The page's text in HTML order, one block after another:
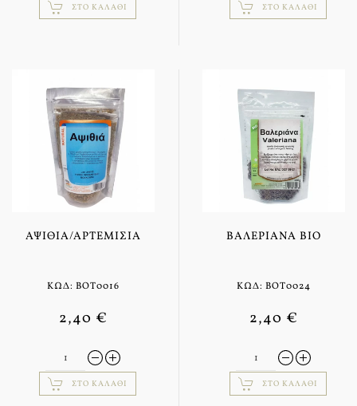
ΣΤΟ ΚΑΛΆΘΙ ΣΤΟ ΚΑΛΆΘΙ
ΑΨΙΘΙΆ/ΑΡΤΕΜΙΣΊΑ
ΚΩΔ: BOT0016
2,40 €
ΣΤΟ ΚΑΛΆΘΙ
ΒΑΛΕΡΙΆΝΑ BIO
ΚΩΔ: BOT0024
2,40 €
ΣΤΟ ΚΑΛΆΘΙ